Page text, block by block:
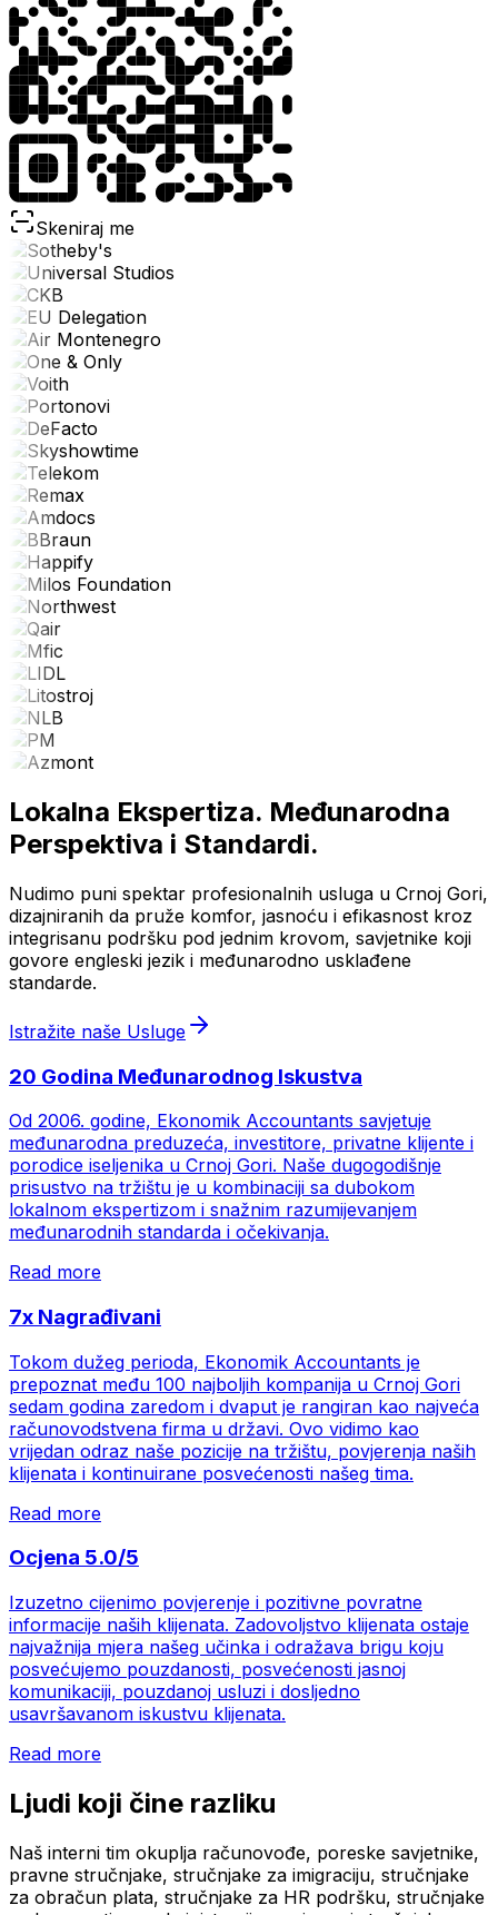
Skeniraj me
Lokalna Ekspertiza. Međunarodna
Perspektiva i Standardi.
Nudimo puni spektar profesionalnih usluga u Crnoj Gori,
dizajniranih da pruže komfor, jasnoću i efikasnost kroz
integrisanu podršku pod jednim krovom, savjetnike koji
govore engleski jezik i međunarodno usklađene
standarde.
Istražite naše Usluge
20 Godina Međunarodnog Iskustva
Od 2006. godine, Ekonomik Accountants savjetuje
međunarodna preduzeća, investitore, privatne klijente i
porodice iseljenika u Crnoj Gori. Naše dugogodišnje
prisustvo na tržištu je u kombinaciji sa dubokom
lokalnom ekspertizom i snažnim razumijevanjem
međunarodnih standarda i očekivanja.
Read more
7x Nagrađivani
Tokom dužeg perioda, Ekonomik Accountants je
prepoznat među 100 najboljih kompanija u Crnoj Gori
sedam godina zaredom i dvaput je rangiran kao najveća
računovodstvena firma u državi. Ovo vidimo kao
vrijedan odraz naše pozicije na tržištu, povjerenja naših
klijenata i kontinuirane posvećenosti našeg tima.
Read more
Ocjena 5.0/5
Izuzetno cijenimo povjerenje i pozitivne povratne
informacije naših klijenata. Zadovoljstvo klijenata ostaje
najvažnija mjera našeg učinka i odražava brigu koju
posvećujemo pouzdanosti, posvećenosti jasnoj
komunikaciji, pouzdanoj usluzi i dosljedno
usavršavanom iskustvu klijenata.
Read more
Ljudi koji čine razliku
Naš interni tim okuplja računovođe, poreske savjetnike,
pravne stručnjake, stručnjake za imigraciju, stručnjake
za obračun plata, stručnjake za HR podršku, stručnjake